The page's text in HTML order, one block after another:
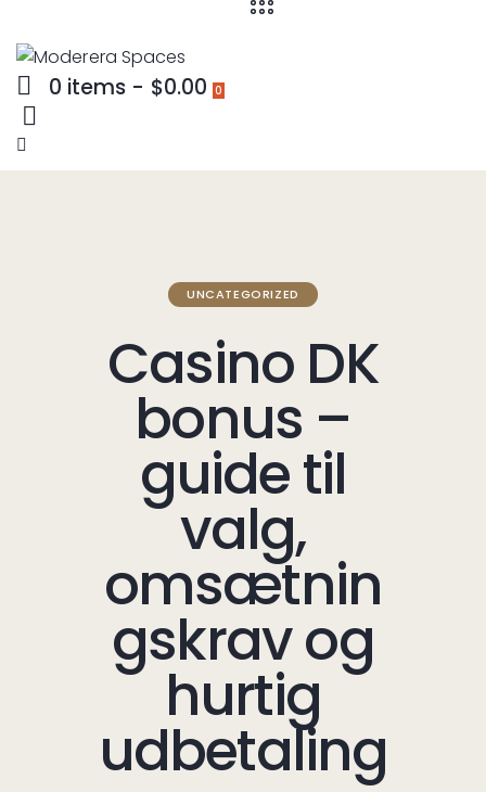
0 items - $0.00 0
UNCATEGORIZED
Casino DK
bonus –
guide til
valg,
omsætnin
gskrav og
hurtig
udbetaling